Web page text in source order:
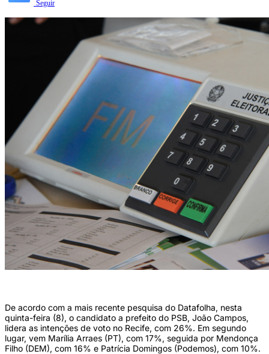
Seguir
De acordo com a mais recente pesquisa do Datafolha, nesta
quinta-feira (8), o candidato a prefeito do PSB, João Campos,
lidera as intenções de voto no Recife, com 26%. Em segundo
lugar, vem Marília Arraes (PT), com 17%, seguida por Mendonça
Filho (DEM), com 16% e Patrícia Domingos (Podemos), com 10%.